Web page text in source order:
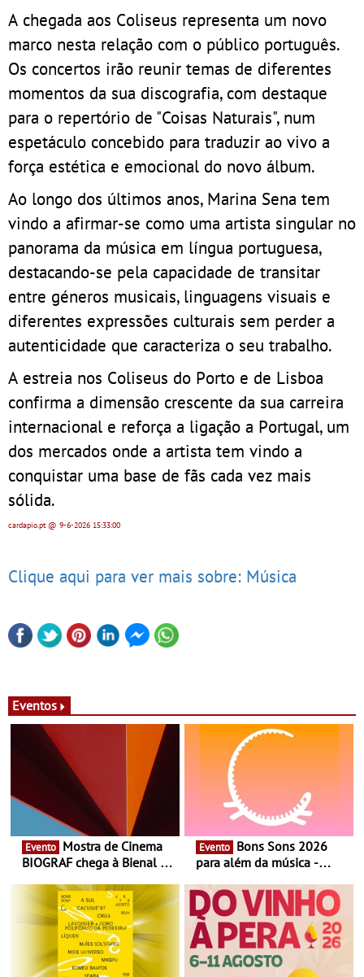
A chegada aos Coliseus representa um novo
marco nesta relação com o público português.
Os concertos irão reunir temas de diferentes
momentos da sua discografia, com destaque
para o repertório de "Coisas Naturais", num
espetáculo concebido para traduzir ao vivo a
força estética e emocional do novo álbum.
Ao longo dos últimos anos, Marina Sena tem
vindo a afirmar-se como uma artista singular no
panorama da música em língua portuguesa,
destacando-se pela capacidade de transitar
entre géneros musicais, linguagens visuais e
diferentes expressões culturais sem perder a
autenticidade que caracteriza o seu trabalho.
A estreia nos Coliseus do Porto e de Lisboa
confirma a dimensão crescente da sua carreira
internacional e reforça a ligação a Portugal, um
dos mercados onde a artista tem vindo a
conquistar uma base de fãs cada vez mais
sólida.
cardapio.pt@ 9-6-2026 15:33:00
Clique aqui para ver mais sobre: Música
Eventos
Evento
BIOGRAF chega à Bienal de
Documentário, ensaio
fílmico e práticas artísticas
Evento
para além da música -
percursos, oficinas,
atividades para toda a
família e muito mais